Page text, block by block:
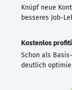
Knüpf neue
besseres Job-
Kostenlos
Schon als
deutlich